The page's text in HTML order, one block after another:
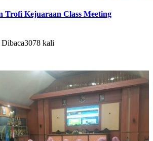
Trofi Kejuaraan Class Meeting
kali